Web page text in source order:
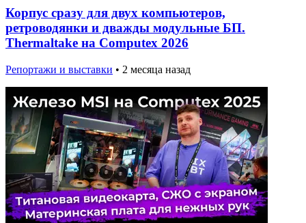
Корпус сразу для двух компьютеров,
ретроводянки и дважды модульные БП.
Thermaltake на Computex 2026
Репортажи и выставки • 2 месяца назад